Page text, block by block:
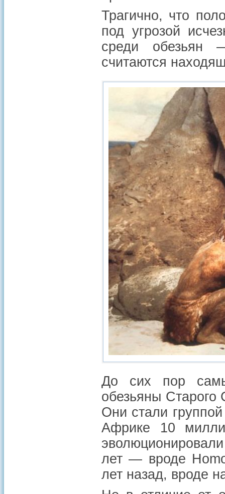
Трагично, что
под угрозой
среди обезьян
считаются
До сих пор
обезьяны
Они стали
Африке 10
лет — вроде
лет назад, вроде